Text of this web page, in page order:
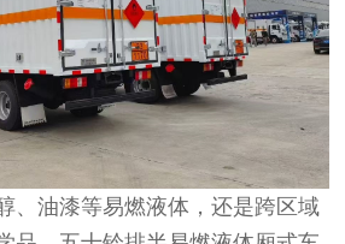
、油漆等易燃液体，还是跨区域